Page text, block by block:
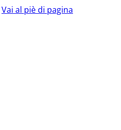
Vai al piè di pagina